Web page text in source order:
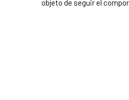
objeto de seguir el